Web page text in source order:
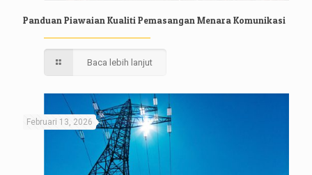
Panduan Piawaian Kualiti Pemasangan Menara Komunikasi
Baca lebih lanjut
Februari 13, 2026